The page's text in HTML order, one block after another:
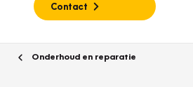
Contact
Onderhoud en reparatie